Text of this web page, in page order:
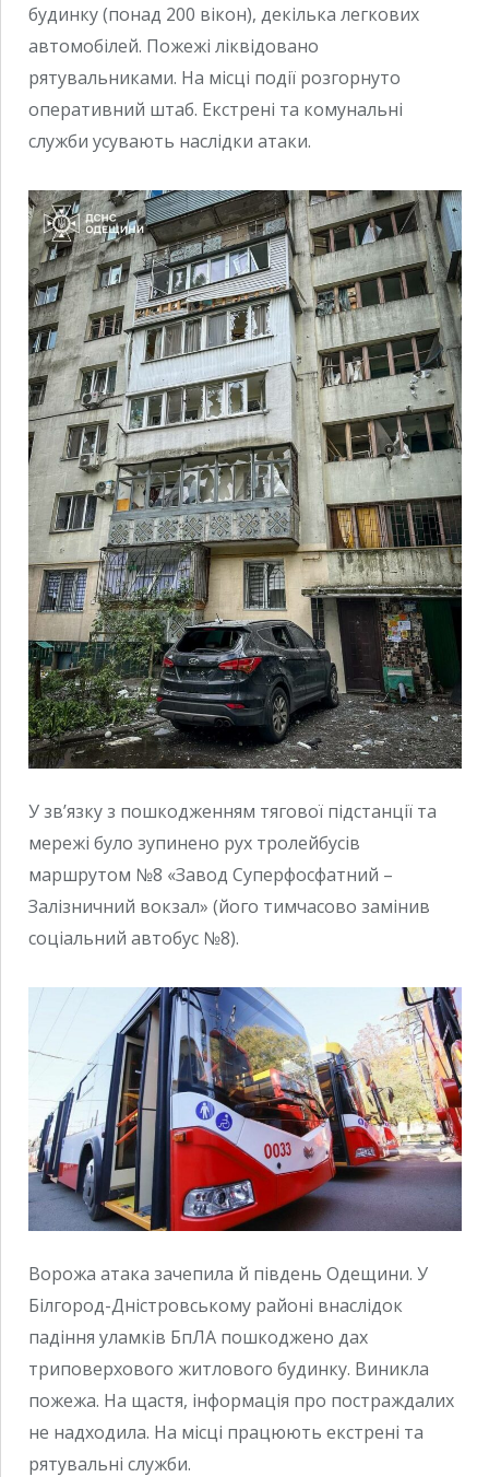
будинку (понад 200 вікон), декілька легкових
автомобілей. Пожежі ліквідовано
рятувальниками. На місці події розгорнуто
оперативний штаб. Екстрені та комунальні
служби усувають наслідки атаки.
У зв’язку з пошкодженням тягової підстанції та
мережі було зупинено рух тролейбусів
маршрутом №8 «Завод Суперфосфатний –
Залізничний вокзал» (його тимчасово замінив
соціальний автобус №8).
Ворожа атака зачепила й південь Одещини. У
Білгород-Дністровському районі внаслідок
падіння уламків БпЛА пошкоджено дах
триповерхового житлового будинку. Виникла
пожежа. На щастя, інформація про постраждалих
не надходила. На місці працюють екстрені та
рятувальні служби.